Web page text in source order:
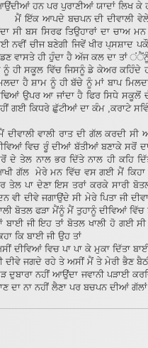
ਹਨ ਪਰ ਪੁਰਾਣੀਆਂ ਯਾਦਾਂ ਲਿਖ ਕੇ
ਮੈਂ ਇੱਕ ਆਪਦੇ ਬਚਪਨ ਦੀ ਦੀਵਾਲੀ ਵੇਲੇ
ਸੀ ਬਸ ਸਿਰਫ ਤਿਉਹਾਰਾਂ ਦਾ ਚਾਅ
ਨਵੀਂ ਚੀਜ ਬਣੇਗੀ ਜਿਵੇਂ ਖੀਰ ਪ੍ਸਸ਼ਾਦ
ਵਾਸਤੇ ਹੀ ਹੁੰਦਾ ਹੈ ਅੱਜ ਕਲ ਦਾ ਤਾਂ
ਨੂੰ ਹੀ ਸਕੂਲ ਵਿੱਚ ਜਿਸਨੂੰ ਡੇ ਕੇਅਰ ਕਹਿੰਦੇ
ਹੈ ਸ਼ਾਮ ਨੂੰ ਹੀ ਬੱਚੇ ਨੂੰ ਮਾਂ ਬਾਪ
ਉਪਰ ਆ ਜਾਂਦਾ ਹੈ ਫਿਰ ਸਿਧੇ ਸਕੂਲੋਂ
ਗਈ ਕਿਧਰੇ ਛੁੱਟੀਆਂ ਦਾ ਕੰਮ ,ਕਰਾਟੇ
ਦੀਵਾਲੀ ਵਾਲੀ ਰਾਤ ਦੀ ਗੱਲ ਕਰਦੀ ਸੀ
ਵਿਚ ਰੂੰ ਦੀਆਂ ਬੱਤੀਆਂ ਬਣਾਕੇ ਸਰੋਂ ਦਾ
ਦੇ ਤੇਲ ਨਾਲ ਭਰ ਦਿੱਤੇ ਨਾਲ ਹੀ ਕਹਿ
ਗੱਲ ਮੇਰੇ ਮਨ ਵਿੱਚ ਵਸ ਗਈ ਮੈਂ ਕਿਹਾ
ਤੇਲ ਪਾ ਦੇਣਾ ਇਸ ਤਰਾਂ ਕਰਕੇ ਸਾਰੀ
ਵੀ ਦੀਵੇ ਜਗਾਉਂਦੇ ਸੀ ਮੇਰੇ ਪਿਤਾ ਜੀ
ਬੋਤਲ ਫੜਾ ਮੈਂਨੂੰ ਮੈਂ ਤੁਹਾਨੂੰ ਦੀਵਿਆਂ
ਬਾਈ ਜੀ ਇਹ ਤਾਂ ਬੋਤਲ ਖਾਲੀ ਹੋ ਗਈ
ਕਿ ਬਾਈ ਜੀ ਉਹ ਤਾਂ
ਦੀਵਿਆਂ ਵਿਚ ਪਾ ਪਾ ਕੇ ਮੁਕਾ ਦਿੱਤਾ
ਦੀਵੇ ਜਗਦੇ ਰਹੇ ਤੇ ਅਸੀਂ ਮੈਂ ਤੇ ਮੇਰੀ ਭੈਣ
ਦੁਬਾਰਾ ਨਹੀਂ ਆਉਂਦਾ ਜਵਾਨੀ ਪੜਾਈ
ਦਾ ਨਾ ਨਹੀਂ ਲੈਣਾ ਪਰ ਬਚਪਨ ਦੀਆਂ